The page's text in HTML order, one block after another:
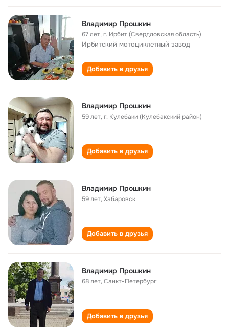
Владимир Прошкин
67 лет,г. Ирбит (Свердловская область)
Ирбитский мотоциклетный завод
Добавить в друзья
Владимир Прошкин
59 лет,г. Кулебаки (Кулебакский район)
Добавить в друзья
Владимир Прошкин
59 лет,Хабаровск
Добавить в друзья
Владимир Прошкин
68 лет,Санкт-Петербург
Добавить в друзья